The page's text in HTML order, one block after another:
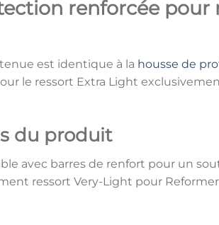
renforcée pour
est identique à la housse de
le ressort Extra Light
du produit
avec barres de renfort pour un
ressort Very-Light pour